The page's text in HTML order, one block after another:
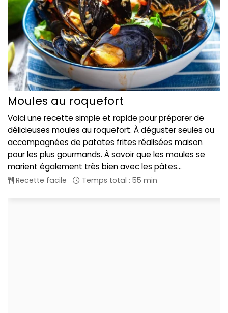
Moules au roquefort
Voici une recette simple et rapide pour préparer de
délicieuses moules au roquefort. À déguster seules ou
accompagnées de patates frites réalisées maison
pour les plus gourmands. À savoir que les moules se
marient également très bien avec les pâtes...
Recette facile Temps total : 55 min